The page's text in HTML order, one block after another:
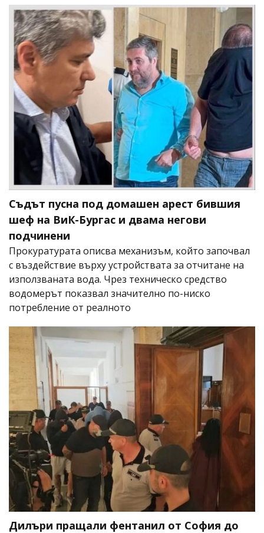
Съдът пусна под домашен арест бившия
шеф на ВиК-Бургас и двама негови
подчинени
Прокуратурата описва механизъм, който започвал
с въздействие върху устройствата за отчитане на
използваната вода. Чрез техническо средство
водомерът показвал значително по-ниско
потребление от реалното
Дилъри пращали фентанил от София до